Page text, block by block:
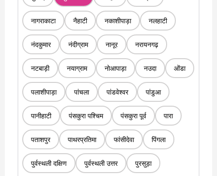
नागराकाटा नैहाटी नकाशीपाड़ा नलहाटी
नंदकुमार नंदीग्राम नानूर नरायनगढ़
नटबाड़ी नयाग्राम नोआपाड़ा नउदा ओंडा
पलाशीपाड़ा पांचला पांडवेश्वर पांडुआ
पानीहाटी पंसकुरा पश्चिम पंसकुरा पूर्व पारा
पताशपुर पाथरप्रतिमा फांसीदेवा पिंगला
पुर्वस्थली दक्षिण पुर्वस्थली उत्तर पुरसुड़ा